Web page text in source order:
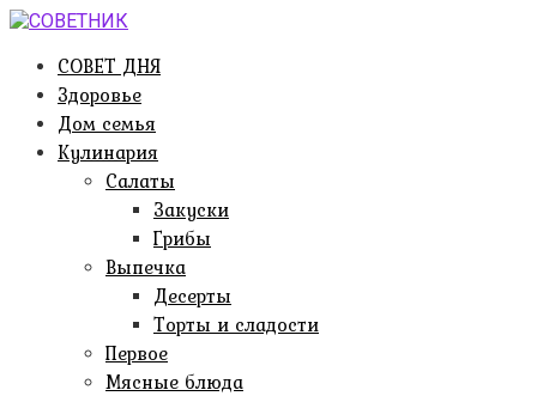
Перейти
контентуСОВЕТ ДНЯ
Здоровье
Дом семья
Кулинария
Салаты
Закуски
Грибы
Выпечка
Десерты
Торты и сладости
Первое
Мясные блюда